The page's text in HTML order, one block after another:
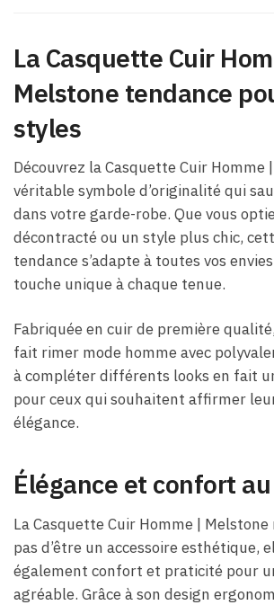
La Casquette Cuir
Melstone tendance
styles
Découvrez la Casquette Cuir Homme
véritable symbole d’originalité qui
dans votre garde-robe. Que vous
décontracté ou un style plus chic,
tendance s’adapte à toutes vos
touche unique à chaque tenue.
Fabriquée en cuir de première
fait rimer mode homme avec
à compléter différents looks en fait
pour ceux qui souhaitent affirmer
élégance.
Élégance et confort
La Casquette Cuir Homme |
pas d’être un accessoire esthétique,
également confort et praticité pour
agréable. Grâce à son design